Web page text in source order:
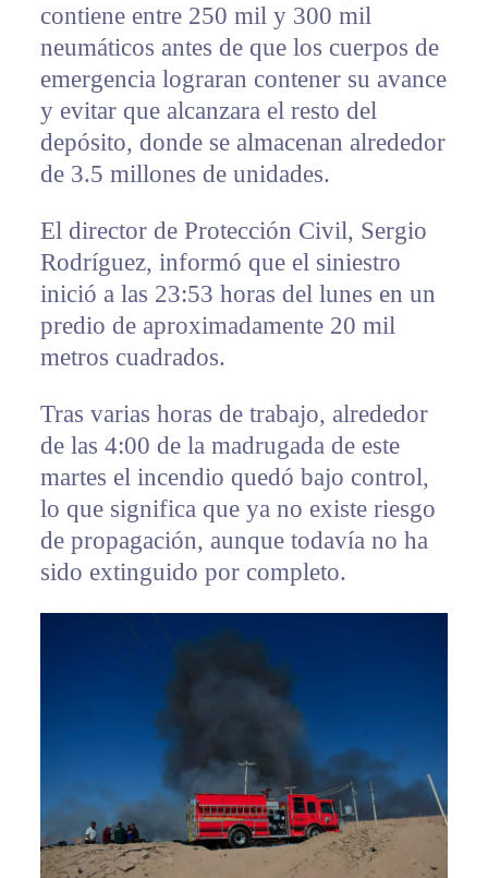
contiene entre 250 mil y 300 mil
neumáticos antes de que los cuerpos de
emergencia lograran contener su avance
y evitar que alcanzara el resto del
depósito, donde se almacenan alrededor
de 3.5 millones de unidades.
El director de Protección Civil, Sergio
Rodríguez, informó que el siniestro
inició a las 23:53 horas del lunes en un
predio de aproximadamente 20 mil
metros cuadrados.
Tras varias horas de trabajo, alrededor
de las 4:00 de la madrugada de este
martes el incendio quedó bajo control,
lo que significa que ya no existe riesgo
de propagación, aunque todavía no ha
sido extinguido por completo.